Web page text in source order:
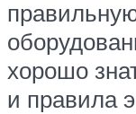
хорошо
и правила